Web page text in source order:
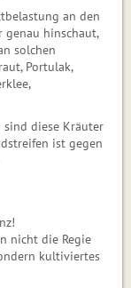
an den
genau hin­schaut,
solchen
Portulak,
sind diese Kräuter
ist gegen
nicht die Regie
kul­tiviertes